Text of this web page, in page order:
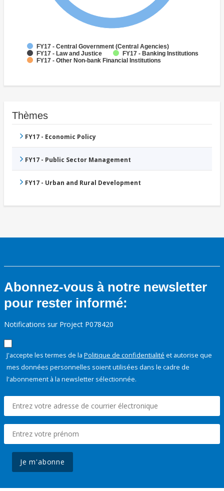
FY17 - Central Government (Central Agencies)
FY17 - Law and Justice
FY17 - Banking Institutions
FY17 - Other Non-bank Financial Institutions
Thèmes
FY17 - Economic Policy
FY17 - Public Sector Management
FY17 - Urban and Rural Development
Abonnez-vous à notre newsletter
pour rester informé:
Notifications sur Project P078420
J'accepte les termes de la Politique de confidentialité et autorise que
mes données personnelles soient utilisées dans le cadre de
l'abonnement à la newsletter sélectionnée.
Je m'abonne